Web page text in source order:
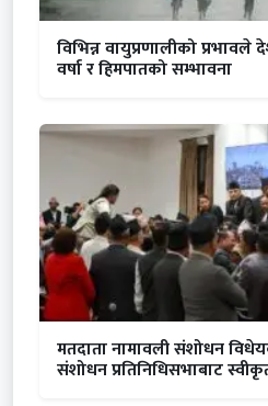
विभिन्न वायुप्रणालीको प्रभावले
वर्षा र हिमपातको सम्भावना
मतदाता नामावली संशोधन
संशोधन प्रतिनिधिसभाबाट